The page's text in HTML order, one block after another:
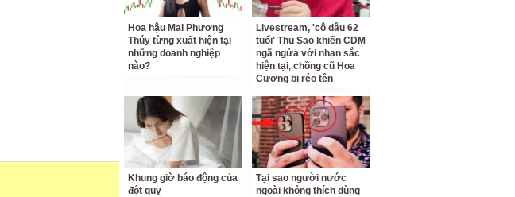
Hoa hậu Mai Phương
Thúy từng xuất hiện tại
những doanh nghiệp
nào?
Livestream, 'cô dâu 62
tuổi' Thu Sao khiến CDM
ngã ngửa với nhan sắc
hiện tại, chồng cũ Hoa
Cương bị réo tên
Khung giờ báo động của
đột quỵ
Tại sao người nước
ngoài không thích dùng